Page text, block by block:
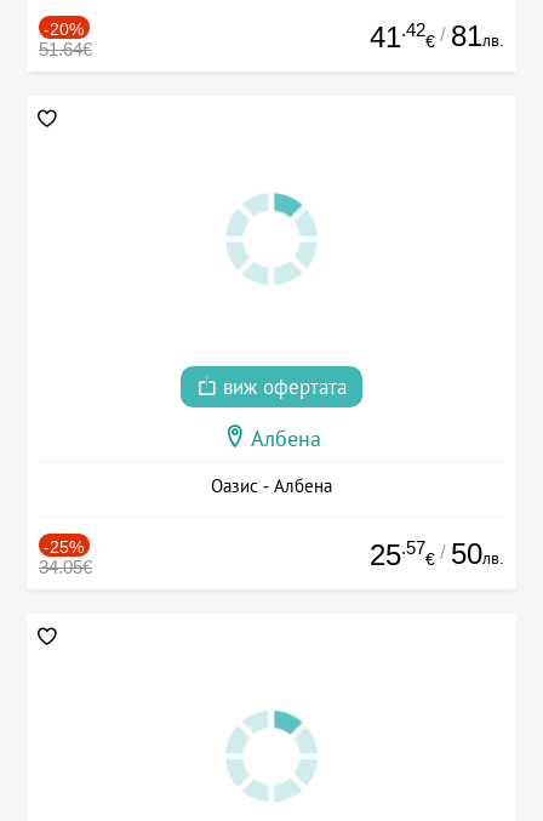
-20%
51.64€ 41.42
€ / 81лв.
виж офертата
Албена
Оазис - Албена
-25%
34.05€ 25.57
€ / 50лв.